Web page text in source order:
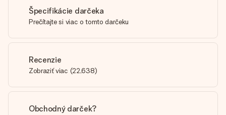
Špecifikácie darčeka
Prečítajte si viac o tomto darčeku
Recenzie
Zobraziť viac (22,638)
Obchodný darček?